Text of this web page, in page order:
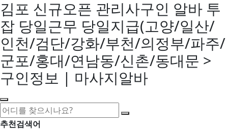
김포 신규오픈 관리사구인 알바 투
잡 당일근무 당일지급(고양/일산/
인천/검단/강화/부천/의정부/파주/
군포/홍대/연남동/신촌/동대문 >
구인정보 | 마사지알바
추천검색어